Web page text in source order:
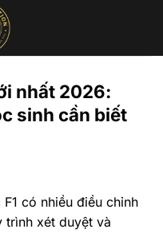
nhất 2026:
sinh cần biết
có nhiều điều chỉnh
trình xét duyệt và